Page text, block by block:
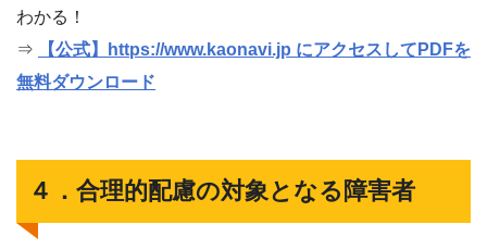
わかる！
⇒
【公式】https://www.kaonavi.jp にアクセスしてPDFを
無料ダウンロード
４．合理的配慮の対象となる障害者